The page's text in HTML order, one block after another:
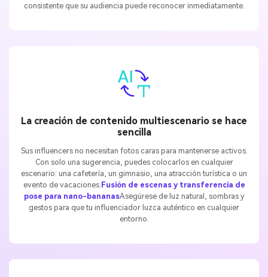
consistente que su audiencia puede reconocer inmediatamente.
La creación de contenido multiescenario se hace
sencilla
Sus influencers no necesitan fotos caras para mantenerse activos.
Con solo una sugerencia, puedes colocarlos en cualquier
escenario: una cafetería, un gimnasio, una atracción turística o un
evento de vacaciones. Fusión de escenas y transferencia de
pose para nano-bananasAsegúrese de luz natural, sombras y
gestos para que tu influenciador luzca auténtico en cualquier
entorno.